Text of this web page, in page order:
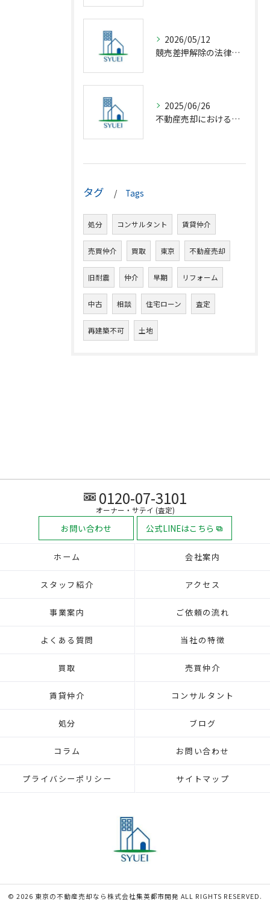
2026/05/12
競売差押解除の法律相談完全解説
2025/06/26
不動産売却における仲介の基礎知識
タグ Tags
処分 コンサルタント 賃貸仲介
売買仲介 買取 東京 不動産売却
旧耐震 仲介 早期 リフォーム
中古 相談 住宅ローン 査定
再建築不可 土地
0120-07-3101
オーナー・サテイ (査定)
お問い合わせ 公式LINEはこちら
ホーム 会社案内
スタッフ紹介 アクセス
事業案内 ご依頼の流れ
よくある質問 当社の特徴
買取 売買仲介
賃貸仲介 コンサルタント
処分 ブログ
コラム お問い合わせ
プライバシーポリシー サイトマップ
© 2026 東京の不動産売却なら株式会社集英都市開発 ALL RIGHTS RESERVED.